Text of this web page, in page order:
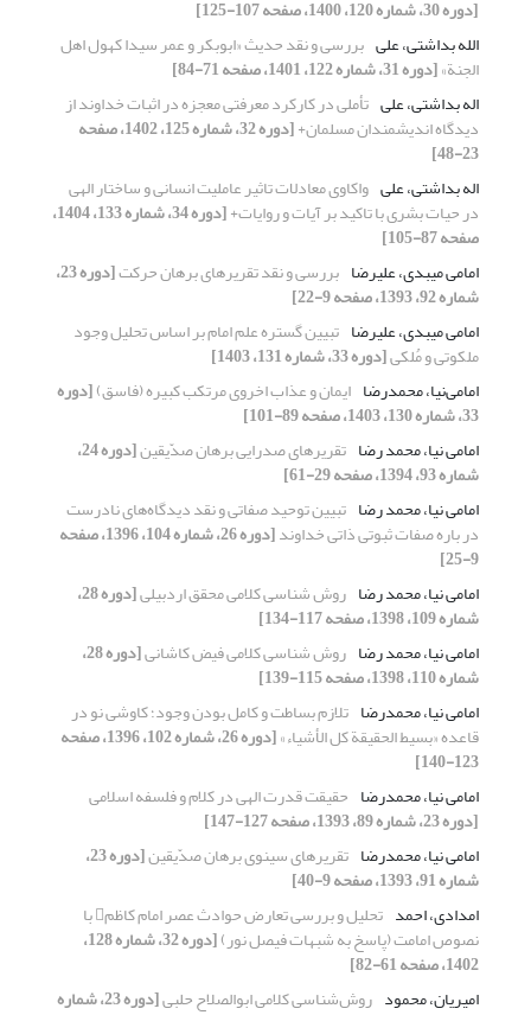
[دوره 30، شماره 120، 1400، صفحه 107-125]
الله بداشتی، علی بررسی و نقد حدیث «ابوبکر و عمر سیدا کهول اهل
الجنة»[دوره 31، شماره 122، 1401، صفحه 71-84]
اله بداشتی، علی تأملی در کارکرد معرفتی معجزه در اثبات خداوند از
دیدگاه اندیشمندان مسلمان+ [دوره 32، شماره 125، 1402، صفحه
23-48]
اله بداشتی، علی واکاوی معادلات تاثیر عاملیت انسانی و ساختار الهی
در حیات بشری با تاکید بر آیات و روایات+ [دوره 34، شماره 133، 1404،
صفحه 87-105]
امامی میبدی، علیرضا بررسی و نقد تقریرهای برهان حرکت [دوره 23،
شماره 92، 1393، صفحه 9-22]
امامی میبدی، علیرضا تبیین گستره علم امام بر اساس تحلیل وجود
ملکوتی و مُلکی[دوره 33، شماره 131، 1403]
امامی‌نیا، محمدرضا ایمان و عذاب اخروی مرتکب کبیره (فاسق)[دوره
33، شماره 130، 1403، صفحه 89-101]
امامی نیا، محمد رضا تقریرهای صدرایی برهان صدّیقین [دوره 24،
شماره 93، 1394، صفحه 29-61]
امامی نیا، محمد رضا تبیین توحید صفاتی و نقد دیدگاه‌های نادرست
در باره صفات ثبوتی ذاتی خداوند [دوره 26، شماره 104، 1396، صفحه
9-25]
امامی نیا، محمد رضا روش شناسی کلامی محقق اردبیلی [دوره 28،
شماره 109، 1398، صفحه 117-134]
امامی نیا، محمد رضا روش شناسی کلامی فیض کاشانی [دوره 28،
شماره 110، 1398، صفحه 115-139]
امامی نیا، محمدرضا تلازم بساطت و کامل بودن وجود؛ کاوشی نو در
قاعده «بسیط الحقیقة کل الأشیاء» [دوره 26، شماره 102، 1396، صفحه
123-140]
امامی نیا، محمدرضا حقیقت قدرت الهی در کلام و فلسفه اسلامی
[دوره 23، شماره 89، 1393، صفحه 127-147]
امامی نیا، محمدرضا تقریرهای سینوی برهان صدّیقین [دوره 23،
شماره 91، 1393، صفحه 9-40]
امدادی، احمد
تحلیل و بررسی تعارض حوادث عصر امام کاظم با
نصوص امامت (پاسخ به شبهات فیصل نور) [دوره 32، شماره 128،
1402، صفحه 61-82]
امیریان، محمود روش‌شناسی کلامی ابو‌الصلاح حلبی [دوره 23، شماره